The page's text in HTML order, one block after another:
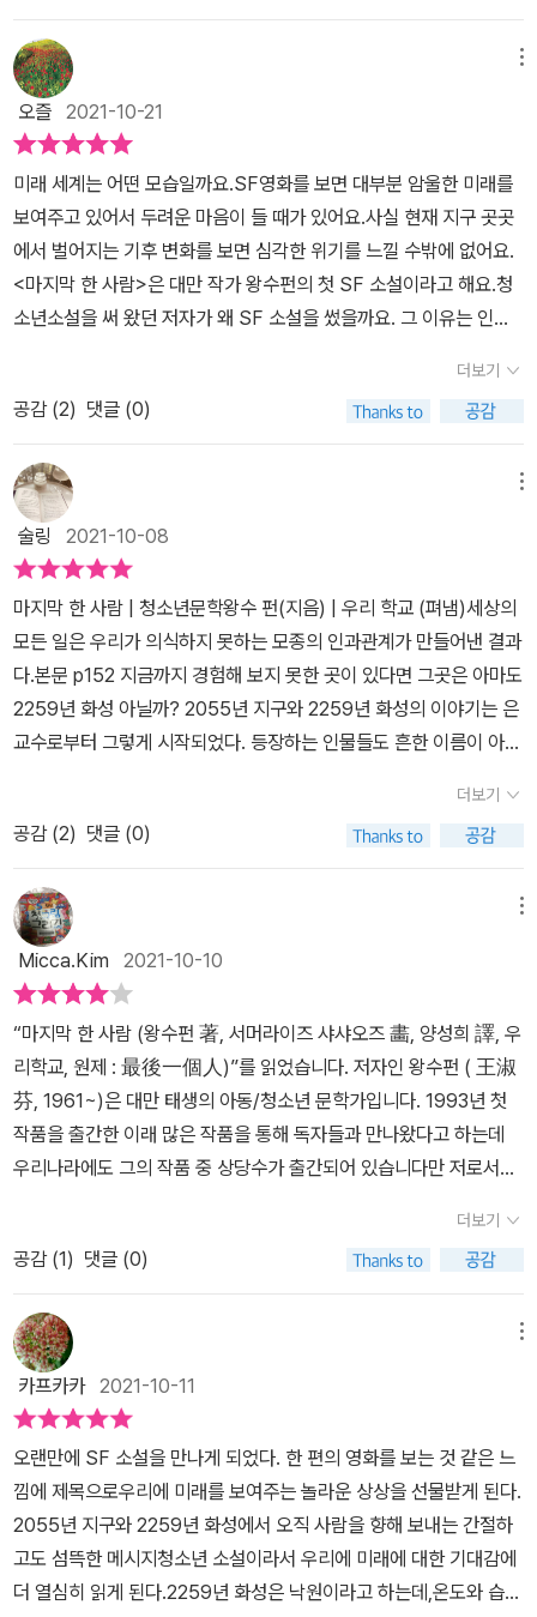
이 두 권을 주말에 모두 읽은 것만 봐도 그렇다. 몇 년 전만 해도 지구
공동체나 우주공동체의 정체성을 자연스럽게 익히길 바랐는데, 이젠
뭐 하나 마음 편한 일이 없다. “역사적으로 인류의 행위는 대부분 세
상을 망쳤다. 전쟁과 자연훼손을 거듭할 뿐, 세상을 아름답게 지키는
일에는 소홀했다. 그래서 우리는 날마다 무시무시한 경고를 받고 있
다. (...) 이 끔직한 현실을 계속 외면한다면 지구 종말은 예상보다 더
일찍 다가올 수 있다.” SF는 경고와 경종의 문학이다. 알고도 못하는
일이 무수하지만 문제의 시작과 끝을 한 번에 볼 수 있는 것도 현실에
서는 쉽지 않다. 아이들이 이야기 속에서라도 선택과 판단의 시작과
끝을 보며 생각해볼 기회를 갖길 바란다. 문제를 일으키는 건 어른들
이긴 하지만. 말랑해서 아름답고 편안하게 읽을 수 있는 SF이다. 읽
다가 대만작가라는 생각을 못할 만큼 편안한 글에 역자를 찾아보기도
의 설명을 찾으면 정확한 의미를 배워 볼 수도 있다. (맨 뒤)인상적인
미래사회의 모습들이 다양하지만 매일 소모되는 감정과 시간이 아깝
고 버거운 어른으로서는 그런 감정과 시간 소모 없는 안온한 삶의 풍
경이 두 번 생각하고 싶지 않게 부러웠다.그러나... 보기에 모두가 행
복한 완벽한 세상, 유토피아는 강력한 중앙 통제의 디스토피아였다는
폭로가 이어진다. 그나저나 최초의 창조자라고 해서 이미 진행 중인
세상을 혼자 결정하고 파괴해도 되는 건가. “열 개가 훨씬 넘는 똑같
은 유리관에 똑같은 모습으로 누워 있는 것들은, 분명히 ‘나’였다.” 나
는 도대체 누구일까? “<블레이드 러너>라는 영화를 보고는 그 학기
A 교수는 이 영화에서 특히 인간이 인조인간을 죽인다는 점이 몹시
안타까웠다. 이 안타까움이 인생의 목표까지 바꿔 버릴 수 있었던 이
유는 (...)” 2055년, 스모그, 전쟁 테러 공포로 가득한 지구. 소설 쓰
는 샨사, 친구 신야, ‘마지막 한 사람’이라는 문구가 새겨진 필통을 가
지고 전학 온 멍췬 “우주 식민지 프로젝트는 일단 과학자들을 이주시
켜 화성 환경을 개선하고, 에너지 자원을 개발해 온전한 생존 환경을
만든 뒤에 사람들을 이주시킬 계획이었다. 이 프로젝트의 핵심은 에
너지였다.” 2259년, 화성낙원, M3, 국가행사로 은하 신에게 인신 공
양하는 첨단과학의 시대. “지구인의 운명은 한 사람 한 사람의 투표가
모여 결정되는 거야. 종말이 오지 않는 쪽에 투표했어야 하는데, 아무
래도 무효표가 많았나 보다. 이제 어쩔 수 없는 것 같구나. (...)” 작가
의 첫 SF이란 티가 전혀 안 나게 촘촘하고 유려하다. 뭘 적어도 스포
>를 소개한다. “지구에 남은 마지막 한 사람이 홀로 방에 앉아 있었
다. 그때 노크 소리가 들리고......” 두 세계가 어떻게 서로에게 영향을
미치는지 혹은 잠식하는지 여러 힌트들을 찾아가며 큰 그림으로 완성
되는 과정을 즐기며 읽으면 무척 재미있는 작품이다. 자꾸만 끼어드
는 현실을 잘 무시하고 놀이터에서 신나게 놀 듯 즐기시길 바란다.“나
는? 나는 누구야? 왜 난 꺼지지 않았어?”...“넌 마지막 한 사람이
야. 너는 (...)”
오즐 2021-10-21
미래 세계는 어떤 모습일까요.SF영화를 보면 대부분 암울한 미래를
보여주고 있어서 두려운 마음이 들 때가 있어요.사실 현재 지구 곳곳
에서 벌어지는 기후 변화를 보면 심각한 위기를 느낄 수밖에 없어요.
<마지막 한 사람>은 대만 작가 왕수펀의 첫 SF 소설이라고 해요.청
소년소설을 써 왔던 저자가 왜 SF 소설을 썼을까요. 그 이유는 인류
답을 찾아보고 싶었기 때문이라고 해요. 굳이 장르를 따지자면 하드
SF 소설이 아니라 소프트 SF 소설이라고 하네요. 소설은 시공간이
다른 두 주인공의 시점으로 이야기를 들려주고 있어요.주인공 M3가
살고 있는 2259년의 화성은 낙원이라서 모두가 별 걱정 없이 안락한
생활을 하고 있어요. 다만 열다섯 살인 M3에게는 고민이 있어요. 똑
똑한 엄마 아빠와는 달리 멍청하다는 것, 그건 학교 친구들과 함께 있
으면 더욱 도드라져요. 모든 과목에서 테스트를 할 때마다 혼자만 오
답을 적는 자신이 바보 같고, 어쩐지 요괴처럼 느껴져요. 이상한 건 다
들 재미있고 행복하다고 말하지만 표정이나 말투는 전혀 그렇지 않다
는 거예요. 사람들은 왜 행복하지 않은 건지 궁금해요. 정말 이해할 수
없는 건 맨날 쓸데없는 생각만 하는 멍청이인 자신이 왜 국가 제사인
은하 신에게 바치는 제물이 되었냐는 거예요. 첨단 과학 시대인 23세
기에 해마다 열다섯 살 소녀를 제물로 바치는 이유가 너무 궁금하지
만 아무도 답해 주지 않아요.주인공 산샤가 살고 있는 2055년 지구
많은 사람들이 하루빨리 화성행 티켓을 사려고 미친 듯이 돈을 모으
고 있어요. 모두가 테러의 공포가 끊이지 않고 쓰레기에 둘러싸인 지
구에서 탈출하고 싶어 해요. 열두 살 산샤의 요즘 관심사는 글쓰기와
전학 온 남자애 멍췬이에요. 평소 이야기를 쓰는 걸 좋아해서 친구 신
야에게 보여주곤 해요. 신야는 웬만한 소설보다 재미있다며 다음 내
용을 독촉해요. 요즘 쓰고 있는 이야기는 수백 년 뒤 미래의 소녀가 제
물로 바쳐지는 내용이에요. 산샤는 우연히 옆에 앉은 멍췬의 필통 뚜
껑에 '마지막 한 사람'이라는 문구가 새겨진 것을 보게 된 뒤로 머릿속
에 그 문구가 떠나질 않아요. 도대체 무슨 뜻일까요. 호기심에 멍췬을
람'의 진실은 무엇일까요. 지구 종말이라는 끔찍한 미래가 오기 전에
우리는 결단을 내려야 해요. 어떤 미래를 원하는가.두 소녀의 이야기,
그리고 산샤가 쓰고 있는 또 하나의 이야기를 통해서 인류의 미래를
생각하는 시간이 된 것 같아요. 세상에서 가장 짧은 SF 소설이라 불
리는 프레드릭 브라운의 『노크』는 단 두 문장으로 이루어져 있다.'지
구에 남은 마지막 한 사람이 홀로 방에 앉아 있었다. 그때 노크 소리가
들리고......' (179p) [출판사로부터 도서를 제공받아 작성한 리뷰
입니다.]
더보기
공감 (2) 댓글 (0)
술링 2021-10-08
마지막 한 사람 | 청소년문학왕수 펀(지음) | 우리 학교 (펴냄)세상의
모든 일은 우리가 의식하지 못하는 모종의 인과관계가 만들어낸 결과
다.본문 p152 지금까지 경험해 보지 못한 곳이 있다면 그곳은 아마도
2259년 화성 아닐까? 2055년 지구와 2259년 화성의 이야기는 은
교수로부터 그렇게 시작되었다. 등장하는 인물들도 흔한 이름이 아니
는 상상력을 펼쳐내 이야기를 써 내려갔다. 소설은 화성과 지구 이야
기가 번갈아가며 나온다 M3가 살고 있는 화성은 그야말로 지상낙원
이다. 그곳에서는 지구에서 일어나고 있는 모든 불행들을 겪지 않아
도 된다 반대로 지구는 불행뿐이다.반면 산샤 가족이 사는 지구는 스
모그로 뒤덮인 세상에서 방독면을 쓰지 않고는 숨조차 힘든 곳이다.
갑자기 미세먼지가 떠올랐다. 우리나라는 어느 순간부터 미세먼지가
날라와 심할 때는 마스크는 기본으로 써야 외출을 하는 나라가 되어
버렸다.그런 불편함을 가지고 살던 우리에게 코로나라는 바이러스가
지구를 덮였다. 이제 마스크 없이는 다닐 수도 없는 세상이 되었다.어
쩌면 이런 지구의 앞날을 미리 본 것은 아닐는지...작가의 상상력 앞에
자꾸만 고개가 끄덕여지는 이유는 무엇일까? 희망이라곤 보이지 않
는 지구에서 미래에 대한 희망을 품고 글쓰기를 좋아했던 산샤는 화
성으로 가게 되고...,그곳에서 필통에 새겨진 마지막 한 사람에게 마음
을 빼앗기는데.. 그들 앞에 나타난 미래는 어떤 것일까? 그들에 거 드
지구 종말에 대해서 한 번쯤 생각하게 되는 부분들이다.사계절이 유
일했던 우리나라도 어느덧 그 특성을 점점 잃어가고 있는듯하다. 지
구 온난화는 갈수록 심해지고 나라별로 화산이 분출되기도 하며 시시
때때로 기후변화가 일어나고 있으니 말이다.행복 할것만 같은 화성에
도 막연한 지구에서도 어딜 가나 근심과 걱정은 쫓아다닌다. 인류 앞
에 나타난 세기의 결말은 과연 어떤 결과를 낳게 될까? 궁금증은 또
다른 궁금증을 낳게 만들고 이 세상은 누구에 의해 존재되고 있는지,
지구 밖 생명체는 존재하고 있는지, 지구상에 남겨질 마지막 한 사람
은 과연 누구일지...그리고 도대체 나는 누구인지... 책을 읽는 동안 무
더보기
공감 (2) 댓글 (0)
Micca.Kim 2021-10-10
“마지막 한 사람 (왕수펀 著, 서머라이즈 샤샤오즈 畵, 양성희 譯, 우
리학교, 원제 : 最後一個人)”를 읽었습니다. 저자인 왕수펀 ( 王淑
芬, 1961~)은 대만 태생의 아동/청소년 문학가입니다. 1993년 첫
작품을 출간한 이래 많은 작품을 통해 독자들과 만나왔다고 하는데
우리나라에도 그의 작품 중 상당수가 출간되어 있습니다만 저로서는
들과 다른 생각을 하며, 언제나 다른 아이들에 비해 뒤쳐진다고 생각
하는 15살의 아이입니다. 그가 살고 있는 이 곳에서는 누구도 아프지
않고, 특별한 걱정거리도 없습니다. 또한 모두가 동등한 개체로 살아
가는 세상. 하지만 세상 사람들은 행복하지 않습니다. 분명 이곳은 낙
원임이 틀림 없는 곳인데 말이지요. 21세기 중반 짙은 스모그로 뒤덮
인 하늘은 언제나 똑 같은 모습입니다. 고대 시인이 노래하던 아름답
고 낭만적인 안개 따위가 아닌 짙은 회색빛의 독무. 여전히 탄소배출
량이 많지만 아무도 노력을 하지 않습니다. ‘어차피 계속 나빠질 환경
이라면 내가 왜 다른 사람을 위해 희생해야 하는거지? 그냥 적응하면
되는 것 아니야?’라는 것이 일반적인 인식인 듯 합니다. 이 곳에 소설
쓰기를 좋아하는 열 두 살 구산샤가 살고 있습니다. 그리고 한 아이가
마음에 들어옵니다. 그리고 그의 필통에 적힌 ‘마지막 한 사람’이라는
더보기
공감 (1) 댓글 (0)
카프카카2021-10-11
오랜만에 SF 소설을 만나게 되었다. 한 편의 영화를 보는 것 같은 느
낌에 제목으로우리에 미래를 보여주는 놀라운 상상을 선물받게 된다.
2055년 지구와 2259년 화성에서 오직 사람을 향해 보내는 간절하
고도 섬뜩한 메시지청소년 소설이라서 우리에 미래에 대한 기대감에
더 열심히 읽게 된다.2259년 화성은 낙원이라고 하는데,온도와 습도